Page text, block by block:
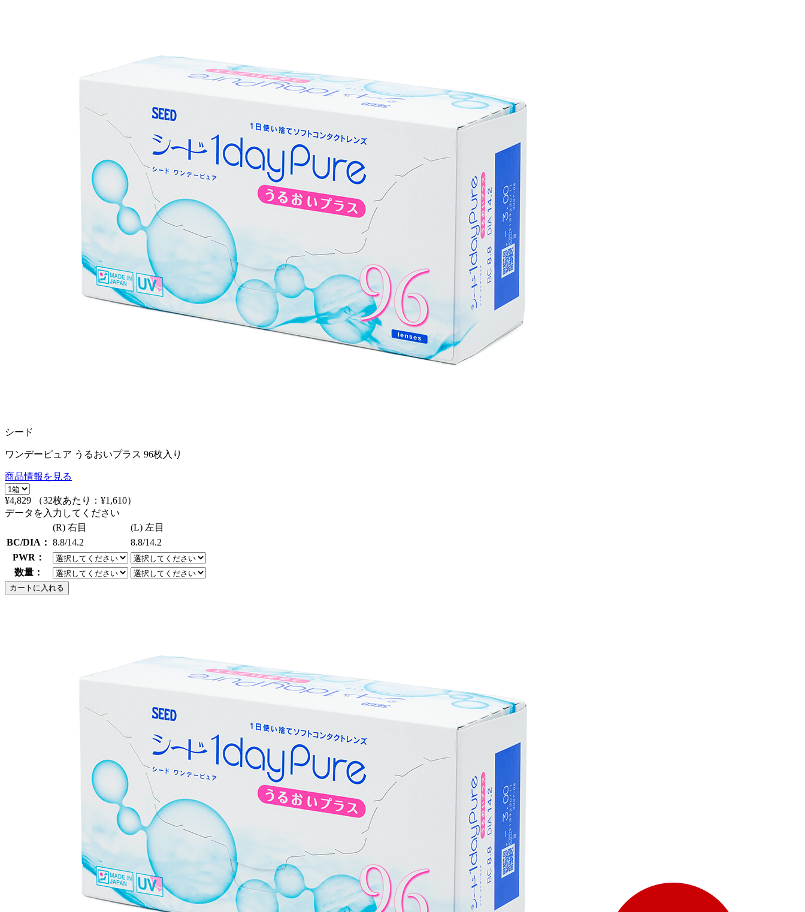
シード
ワンデーピュア うるおいプラス 96枚入り
商品情報を見る
¥4,829 （32枚あたり： ¥1,610）
データを入力してください
(R) 右目
(L) 左目
BC/DIA： 8.8/14.2
8.8/14.2
PWR：
数量：
カートに入れる